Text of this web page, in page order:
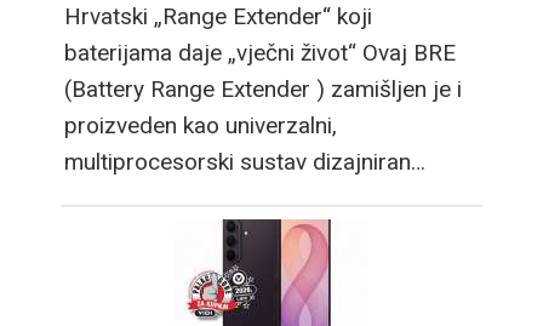
Hrvatski „Range Extender“ koji
baterijama daje „vječni život“ Ovaj BRE
(Battery Range Extender ) zamišljen je i
proizveden kao univerzalni,
multiprocesorski sustav dizajniran…